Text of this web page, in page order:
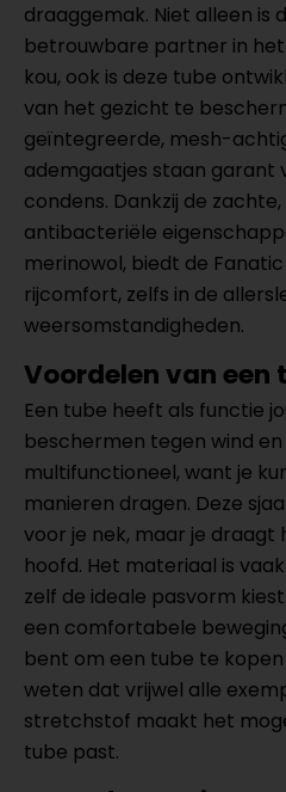
draaggemak. Niet alleen is
betrouwbare partner in
kou, ook is deze tube
van het gezicht te
geïntegreerde, mesh-
ademgaatjes staan garant
condens. Dankzij de
antibacteriële
merinowol, biedt de
rijcomfort, zelfs in de
weersomstandigheden.
Voordelen van een
Een tube heeft als functie
beschermen tegen wind en
multifunctioneel, want je
manieren dragen. Deze
voor je nek, maar je
hoofd. Het materiaal is
zelf de ideale pasvorm
een comfortabele
bent om een tube te
weten dat vrijwel alle
stretchstof maakt het
tube past.